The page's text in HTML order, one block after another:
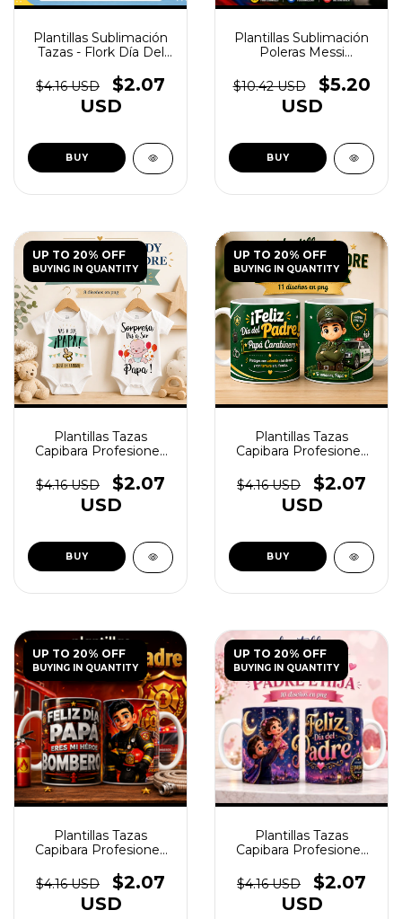
Plantillas Sublimación
Tazas - Flork Día Del
$4.16 USD
$2.07
USD
Plantillas Sublimación
Poleras Messi
(copia) - (copia) -
(copia) - (copia) -
(copia)
$10.42 USD
$5.20
USD
UP TO 20% OFF
BUYING IN QUANTITY
Plantillas Tazas
Capibara Profesiones
(copia) - (copia) -
(copia) - (copia) -
(copia) - (copia) -
(copia) - (copia) -
(copia)
$4.16 USD
$2.07
USD
UP TO 20% OFF
BUYING IN QUANTITY
Plantillas Tazas
Capibara Profesiones
(copia) - (copia) -
(copia) - (copia) -
(copia) - (copia) -
(copia) - (copia)
$4.16 USD
$2.07
USD
UP TO 20% OFF
BUYING IN QUANTITY
Plantillas Tazas
Capibara Profesiones
(copia) - (copia) -
(copia) - (copia) -
(copia) - (copia) -
$4.16 USD
$2.07
USD
UP TO 20% OFF
BUYING IN QUANTITY
Plantillas Tazas
Capibara Profesiones
(copia) - (copia) -
(copia) - (copia) -
(copia) - (copia) -
$4.16 USD
$2.07
USD